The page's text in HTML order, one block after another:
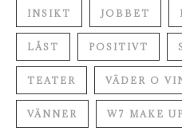
INSIKT JOBBET
LÅST POSITIVT
TEATER VÄDER O
VÄNNER W7 MAKE